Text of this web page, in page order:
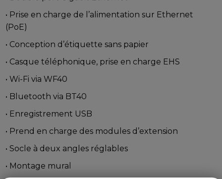
• Prise en charge de l’alimentation sur Ethernet
(PoE)
• Conception d’étiquette sans papier
• Casque téléphonique, prise en charge EHS
• Wi-Fi via WF40
• Bluetooth via BT40
• Enregistrement USB
• Prend en charge des modules d’extension
• Socle à deux angles réglables
• Montage mural